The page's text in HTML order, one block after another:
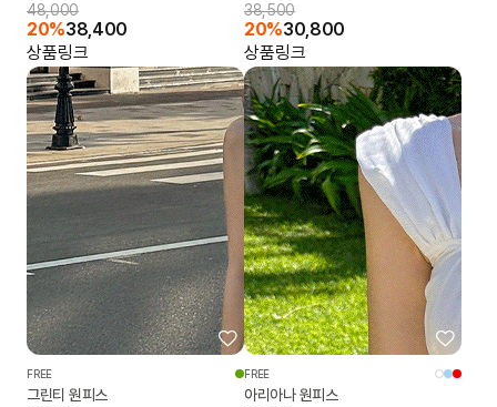
48,000
20%38,400
상품링크
38,500
20%30,800
상품링크
FREE
그린티 원피스
FREE
아리아나 원피스